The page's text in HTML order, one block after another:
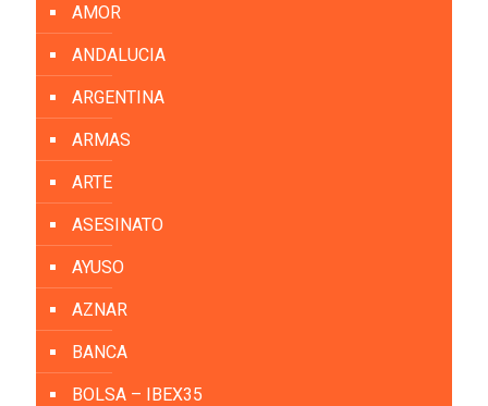
AMOR
ANDALUCIA
ARGENTINA
ARMAS
ARTE
ASESINATO
AYUSO
AZNAR
BANCA
BOLSA – IBEX35